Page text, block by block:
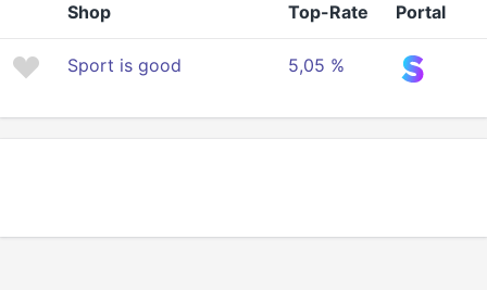
Shop Top-Rate Portal
Sport is good 5,05 %